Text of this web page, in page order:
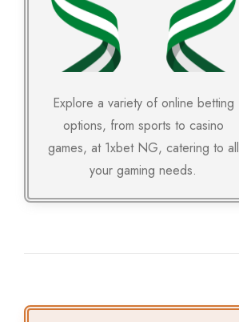
Explore a variety of online betting
options, from sports to casino
games, at 1xbet NG, catering to all
your gaming needs.